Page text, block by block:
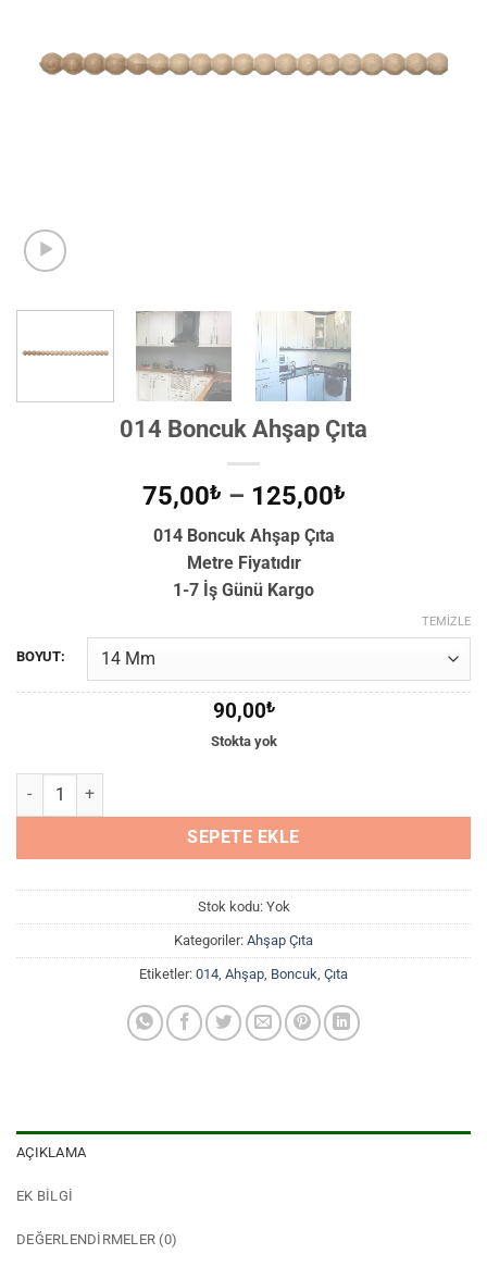
014 Boncuk Ahşap Çıta
75,00₺ – 125,00₺Fiyat
014 Boncuk Ahşap Çıta
Metre Fiyatıdır
1-7 İş Günü Kargo
BOYUT:
TEMIZLE
90,00₺
Stokta yok
014 Boncuk Ahşap Çıta adet
SEPETE EKLE
Stok kodu: Yok
Kategoriler: Ahşap Çıta
Etiketler: 014, Ahşap, Boncuk, Çıta
AÇIKLAMA
EK BILGI
DEĞERLENDIRMELER (0)